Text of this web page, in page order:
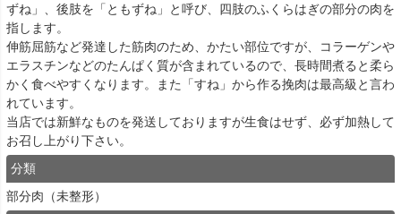
ずね」、後肢を「ともずね」と呼び、四肢のふくらはぎの部分の肉を
指します。
伸筋屈筋など発達した筋肉のため、かたい部位ですが、コラーゲンや
エラスチンなどのたんぱく質が含まれているので、長時間煮ると柔ら
かく食べやすくなります。また「すね」から作る挽肉は最高級と言わ
れています。
当店では新鮮なものを発送しておりますが生食はせず、必ず加熱して
お召し上がり下さい。
分類
部分肉（未整形）